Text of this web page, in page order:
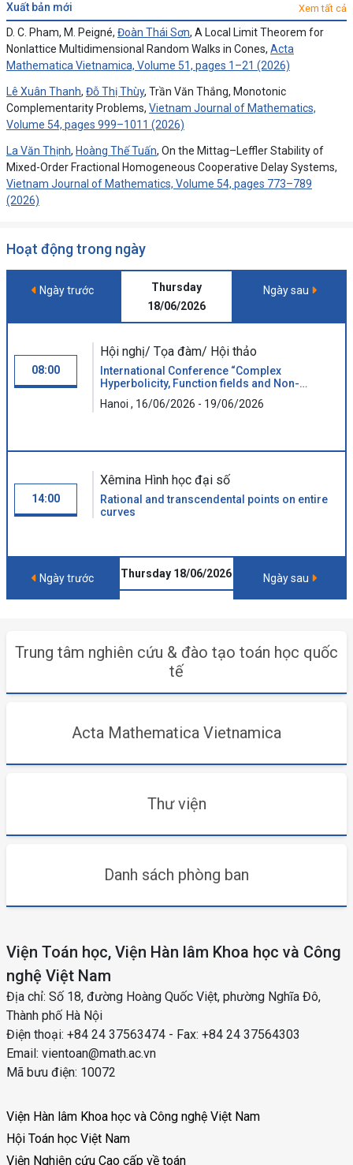
xuất bản mới Xem tất cả
D. C. Pham, M. Peigné, Đoàn Thái Sơn, A Local Limit Theorem for
Nonlattice Multidimensional Random Walks in Cones, Acta
Mathematica Vietnamica, Volume 51, pages 1–21 (2026)
Lê Xuân Thanh, Đỗ Thị Thùy, Trần Văn Thắng, Monotonic
Complementarity Problems, Vietnam Journal of Mathematics,
Volume 54, pages 999–1011 (2026)
La Văn Thịnh, Hoàng Thế Tuấn, On the Mittag–Leffler Stability of
Mixed-Order Fractional Homogeneous Cooperative Delay Systems,
Vietnam Journal of Mathematics, Volume 54, pages 773–789
(2026)
Hoạt động trong ngày
Ngày trước
Thursday
18/06/2026
Ngày sau
08:00
Hội nghị/ Tọa đàm/ Hội thảo
International Conference “Complex
Hyperbolicity, Function fields and Non-
archimedean Arithmetic"
Hanoi , 16/06/2026 - 19/06/2026
14:00
Xêmina Hình học đại số
Rational and transcendental points on entire
curves
Ngày trước Thursday 18/06/2026 Ngày sau
Trung tâm nghiên cứu & đào tạo toán học quốc
tế
Acta Mathematica Vietnamica
Thư viện
Danh sách phòng ban
Viện Toán học, Viện Hàn lâm Khoa học và Công
nghệ Việt Nam
Địa chỉ: Số 18, đường Hoàng Quốc Việt, phường Nghĩa Đô,
Thành phố Hà Nội
Điện thoại: +84 24 37563474 - Fax: +84 24 37564303
Email: vientoan@math.ac.vn
Mã bưu điện: 10072
Viện Hàn lâm Khoa học và Công nghệ Việt Nam
Hội Toán học Việt Nam
Viện Nghiên cứu Cao cấp về toán